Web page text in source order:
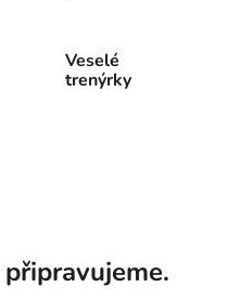
Veselé
trenýrky